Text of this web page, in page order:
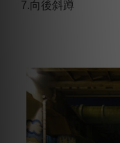
7.向後斜蹲